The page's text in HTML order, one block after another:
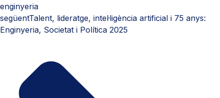
enginyeria
següentTalent, lideratge, intel·ligència artificial i 75 anys:
Enginyeria, Societat i Política 2025